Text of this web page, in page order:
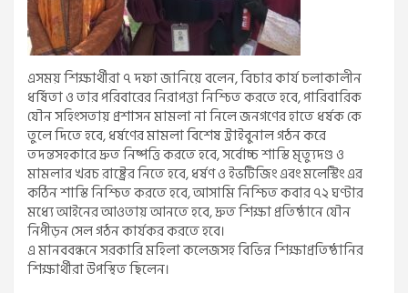
এসময় শিক্ষার্থীরা ৭ দফা জানিয়ে বলেন, বিচার কার্য চলাকালীন
ধর্ষিতা ও তার পরিবারের নিরাপত্তা নিশ্চিত করতে হবে, পারিবারিক
যৌন সহিংসতায় প্রশাসন মামলা না নিলে জনগণের হাতে ধর্ষক কে
তুলে দিতে হবে, ধর্ষণের মামলা বিশেষ ট্রাইবুনাল গঠন করে
তদন্তসহকারে দ্রুত নিষ্পত্তি করতে হবে, সর্বোচ্চ শাস্তি মৃত্যুদণ্ড ও
মামলার খরচ রাষ্ট্রের নিতে হবে, ধর্ষণ ও ইভটিজিং এবং মলেস্টিং এর
কঠিন শাস্তি নিশ্চিত করতে হবে, আসামি নিশ্চিত কবার ৭২ ঘণ্টার
মধ্যে আইনের আওতায় আনতে হবে, দ্রুত শিক্ষা প্রতিষ্ঠানে যৌন
নিপীড়ন সেল গঠন কার্যকর করতে হবে।
এ মানববন্ধনে সরকারি মহিলা কলেজসহ বিভিন্ন শিক্ষাপ্রতিষ্ঠানির
শিক্ষার্থীরা উপস্থিত ছিলেন।